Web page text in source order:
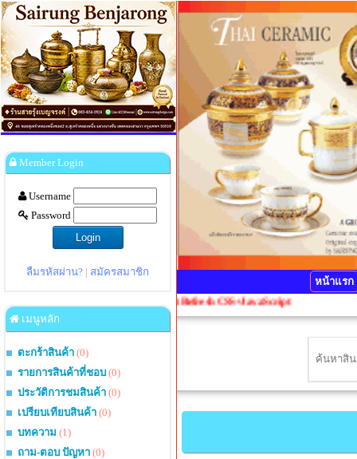
Member Login
Username
Password
ลืมรหัสผ่าน? | สมัครสมาชิก
เมนูหลัก
ตะกร้าสินค้า (0)
รายการสินค้าที่ชอบ (0)
ประวัติการชมสินค้า (0)
เปรียบเทียบสินค้า (0)
บทความ (1)
ถาม-ตอบ ปัญหา (0)
หน้าแรก
กดปุ่ม Ctrl+F5 1 ครั้งเพื่อ Refresh CSS+JavaScript